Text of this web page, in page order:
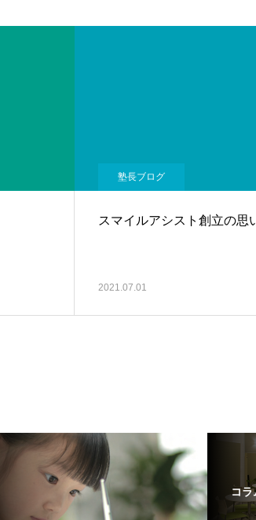
塾長ブログ
スマイルアシスト創立の思
2021.07.01
コラ